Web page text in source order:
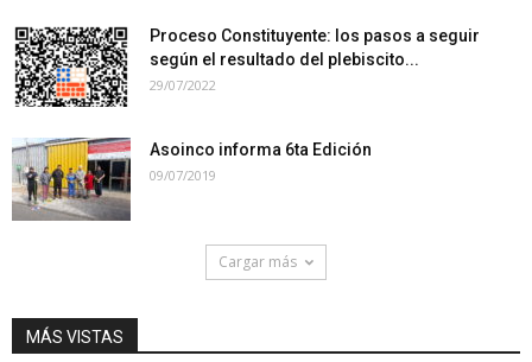
Proceso Constituyente: los pasos a seguir
según el resultado del plebiscito...
29/07/2022
Asoinco informa 6ta Edición
09/07/2019
Cargar más
MÁS VISTAS